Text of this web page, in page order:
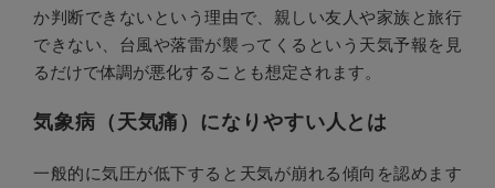
か判断できないという理由で、親しい友人や家族と旅行
できない、台風や落雷が襲ってくるという天気予報を見
るだけで体調が悪化することも想定されます。
気象病（天気痛）になりやすい人とは
一般的に気圧が低下すると天気が崩れる傾向を認めます